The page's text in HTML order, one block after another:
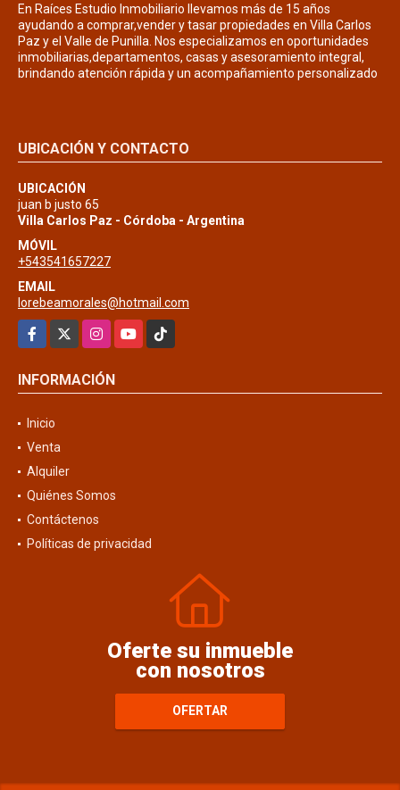
En Raíces Estudio Inmobiliario llevamos más de 15 años
ayudando a comprar,vender y tasar propiedades en Villa Carlos
Paz y el Valle de Punilla. Nos especializamos en oportunidades
inmobiliarias,departamentos, casas y asesoramiento integral,
brindando atención rápida y un acompañamiento personalizado
UBICACIÓN Y CONTACTO
UBICACIÓN
juan b justo 65
Villa Carlos Paz - Córdoba - Argentina
MÓVIL
+543541657227
EMAIL
lorebeamorales@hotmail.com
Facebook
InstagramYouTubeTikTok
INFORMACIÓN
Inicio
Venta
Alquiler
Quiénes Somos
Contáctenos
Políticas de privacidad
Oferte su inmueble
con nosotros
OFERTAR